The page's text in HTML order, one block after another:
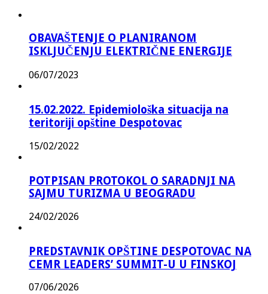
OBAVAŠTENJE O PLANIRANOM
ISKLJUČENJU ELEKTRIČNE ENERGIJE
06/07/2023
15.02.2022. Epidemiološka situacija na
teritoriji opštine Despotovac
15/02/2022
POTPISAN PROTOKOL O SARADNJI NA
SAJMU TURIZMA U BEOGRADU
24/02/2026
PREDSTAVNIK OPŠTINE DESPOTOVAC NA
CEMR LEADERS’ SUMMIT-U U FINSKOJ
07/06/2026